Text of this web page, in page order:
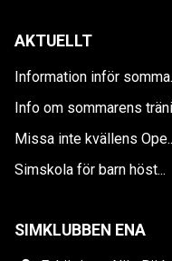
AKTUELLT
Information inför
Info om sommarens
Missa inte kvällens
Simskola för barn höst...
SIMKLUBBEN ENA